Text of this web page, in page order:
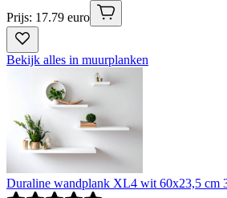
Prijs: 17.79 euro
Bekijk alles in muurplanken
Duraline wandplank XL4 wit 60x23,5 cm